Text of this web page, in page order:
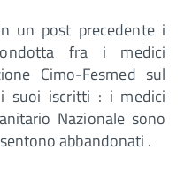
un post precedente i
fra i medici
Cimo-Fesmed sul
suoi iscritti : i medici
Nazionale sono
abbandonati .